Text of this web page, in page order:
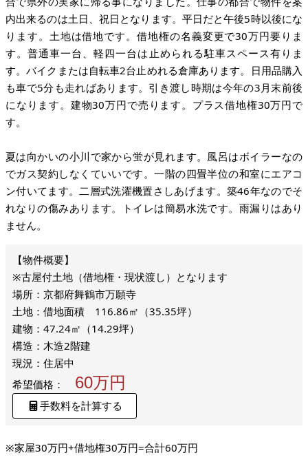
内出来るのは土日、祝日となります。平日だと午後5時以後にな
ります。土地は借地です。借地権の名義変更で30万円要りま
す。普通車一台、軽四一台は止められる駐車スペース有りま
す。バイクまたは自転車2台止めれる倉庫あります。日用品購入
も車で5分も走ればあります。引き渡し時期は今年の3月末前後
になります。建物30万円で売ります。プラス借地権30万円で
す。
夏は向かいの小川で家から蛍が見れます。風呂はボイラーなの
でガス契約しなくていいです。一階の四畳半位の和室にエアコ
ン付いてます。二層式洗濯機置さしあげます。築46年なのでそ
れなりの傷みあります。トイレは簡易水洗です。雨漏りはあり
ません。
※古屋付土地（借地権・現状渡し）となります
場所：京都府舞鶴市万願寺
土地：借地面積 116.86㎡（35.35坪）
建物：47.24㎡（14.29坪）
構造：木造2階建
現況：住居中
希望価格：
60万円
手数料を計算する
※家屋30万円+借地権30万円=合計60万円